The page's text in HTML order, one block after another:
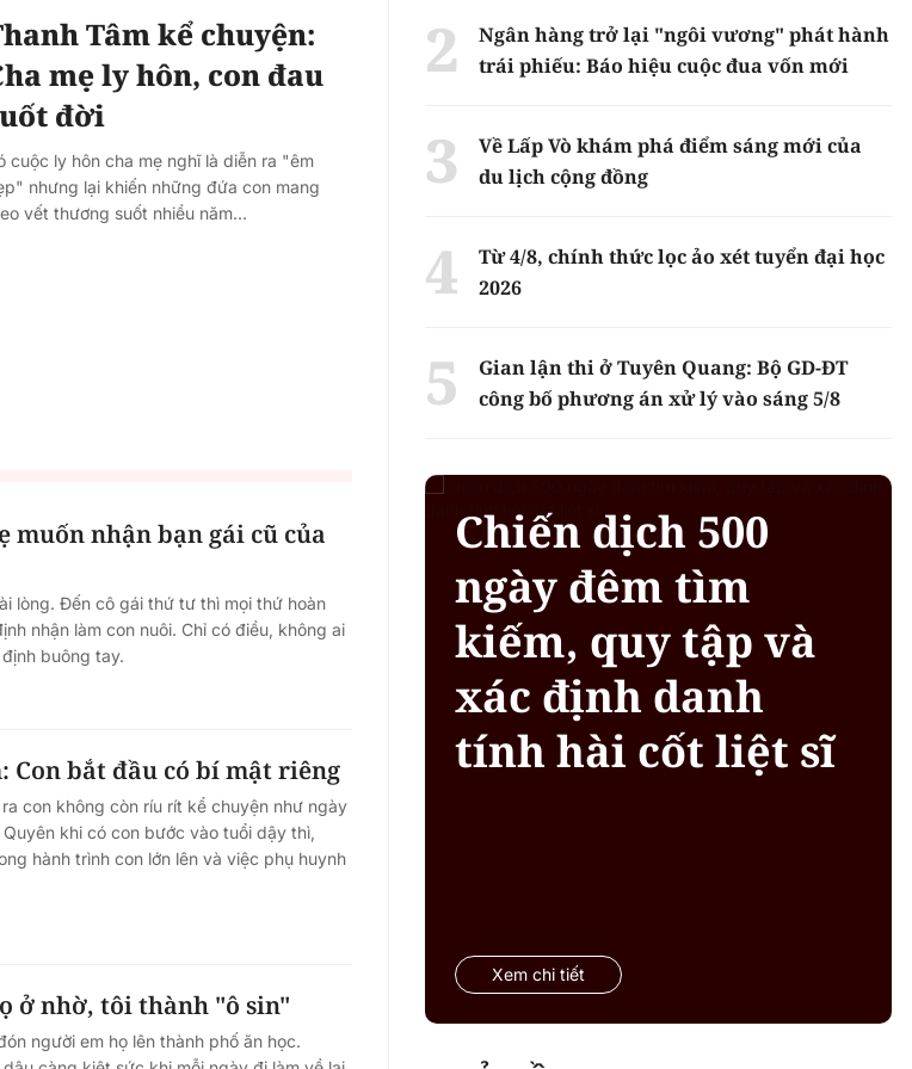
Tâm kể chuyện:
mẹ ly hôn, con đau
đời
cuộc ly hôn cha mẹ nghĩ là diễn ra "êm
nhưng lại khiến những đứa con mang
vết thương suốt nhiều năm...
muốn nhận bạn gái cũ của
lòng. Đến cô gái thứ tư thì mọi thứ hoàn
nhận làm con nuôi. Chỉ có điều, không ai
buông tay.
Con bắt đầu có bí mật riêng
con không còn ríu rít kể chuyện như ngày
khi có con bước vào tuổi dậy thì,
hành trình con lớn lên và việc phụ huynh
ở nhờ, tôi thành "ô sin"
người em họ lên thành phố ăn học.
Ngân hàng trở lại "ngôi vương" phát hành
trái phiếu: Báo hiệu cuộc đua vốn mới
Về Lấp Vò khám phá điểm sáng mới của
du lịch cộng đồng
Từ 4/8, chính thức lọc ảo xét tuyển đại học
2026
Gian lận thi ở Tuyên Quang: Bộ GD-ĐT
công bố phương án xử lý vào sáng 5/8
Chiến dịch 500
ngày đêm tìm
kiếm, quy tập và
xác định danh
tính hài cốt liệt sĩ
Xem chi tiết